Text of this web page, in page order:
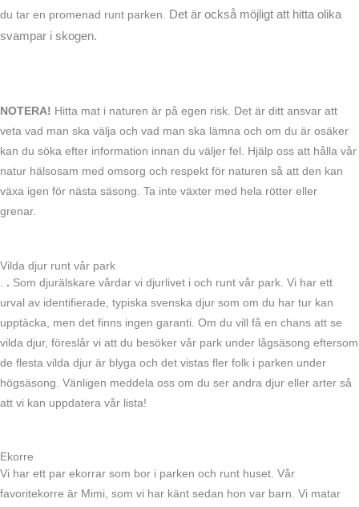
du tar en promenad runt parken. Det är också möjligt att hitta olika
svampar i skogen.
NOTERA! Hitta mat i naturen är på egen risk. Det är ditt ansvar att
veta vad man ska välja och vad man ska lämna och om du är osäker
kan du söka efter information innan du väljer fel. Hjälp oss att hålla vår
natur hälsosam med omsorg och respekt för naturen så att den kan
växa igen för nästa säsong. Ta inte växter med hela rötter eller
grenar.
Vilda djur runt vår park
. . Som djurälskare vårdar vi djurlivet i och runt vår park. Vi har ett
urval av identifierade, typiska svenska djur som om du har tur kan
upptäcka, men det finns ingen garanti. Om du vill få en chans att se
vilda djur, föreslår vi att du besöker vår park under lågsäsong eftersom
de flesta vilda djur är blyga och det vistas fler folk i parken under
högsäsong. Vänligen meddela oss om du ser andra djur eller arter så
att vi kan uppdatera vår lista!
Ekorre
Vi har ett par ekorrar som bor i parken och runt huset. Vår
favoritekorre är Mimi, som vi har känt sedan hon var barn. Vi matar